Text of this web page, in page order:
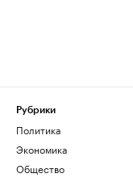
Рубрики
Политика
Экономика
Общество